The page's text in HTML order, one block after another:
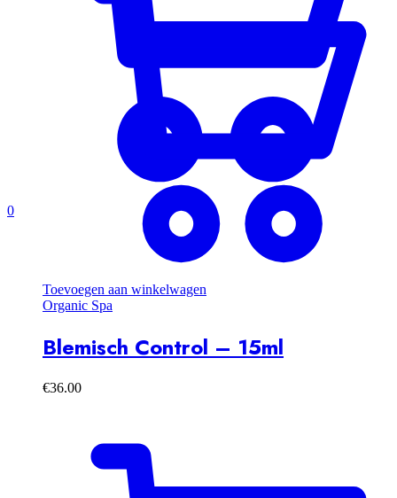
0
Toevoegen aan winkelwagen
Organic Spa
Blemisch Control – 15ml
€36.00